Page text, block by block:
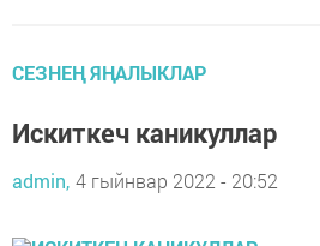
СЕЗНЕҢ ЯҢАЛЫКЛАР
Искиткеч каникуллар
admin, 4 гыйнвар 2022 - 20:52